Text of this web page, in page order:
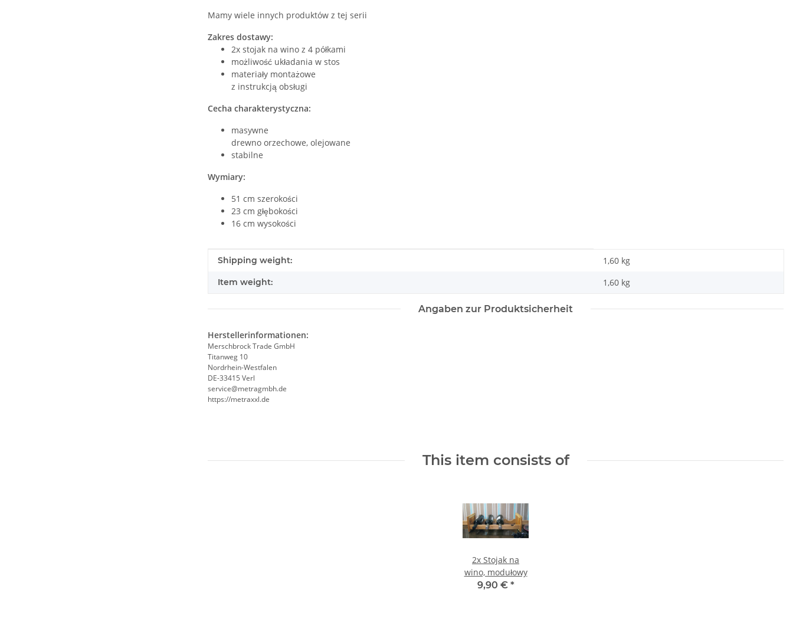
Mamy wiele innych produktów z tej serii
Zakres dostawy:
2x stojak na wino z 4 półkami
możliwość układania w stos
materiały montażowe
z instrukcją obsługi
Cecha charakterystyczna:
masywne
drewno orzechowe, olejowane
stabilne
Wymiary:
51 cm szerokości
23 cm głębokości
16 cm wysokości
#productDetails.itemInformation#
#productDetails.itemValue#
Shipping weight: 1,60 kg
Item weight: 1,60 kg
Angaben zur Produktsicherheit
Herstellerinformationen:
Merschbrock Trade GmbH
Titanweg 10
Nordrhein-Westfalen
DE-33415 Verl
service@metragmbh.de
https://metraxxl.de
This item consists of
2x Stojak na
wino, modułowy
9,90 € *